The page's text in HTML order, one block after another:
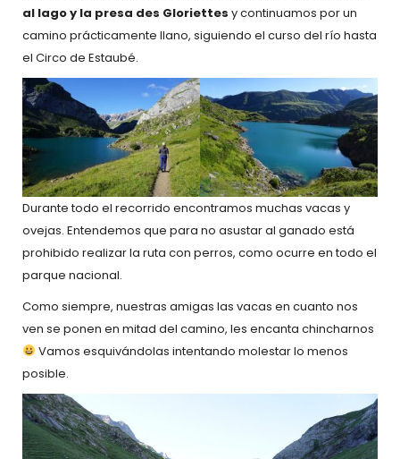
al lago y la presa des Gloriettes y continuamos por un
camino prácticamente llano, siguiendo el curso del río hasta
el Circo de Estaubé.
Durante todo el recorrido encontramos muchas vacas y
ovejas. Entendemos que para no asustar al ganado está
prohibido realizar la ruta con perros, como ocurre en todo el
parque nacional.
Como siempre, nuestras amigas las vacas en cuanto nos
ven se ponen en mitad del camino, les encanta chincharnos
Vamos esquivándolas intentando molestar lo menos
posible.